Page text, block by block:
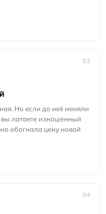
03
Но если до неё меняли
вы латаете изношенный
обогнала цену новой
04